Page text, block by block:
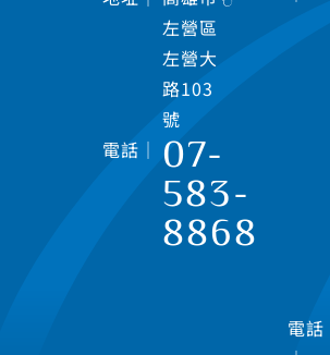
左營區
左營大
路103
號
電話｜ 07-
583-
8868
電話